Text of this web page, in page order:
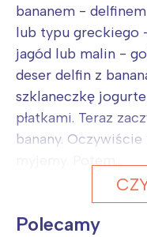
bananem -
lub typu greckiego
jagód lub malin -
deser delfin z
szklaneczkę
płatkami. Teraz
banany.
Polecamy